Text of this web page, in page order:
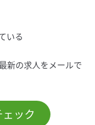
いる
新の求人をメールで
ェック